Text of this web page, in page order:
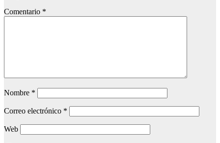
Comentario *
Nombre *
Correo electrónico *
Web